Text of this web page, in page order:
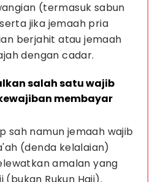
(termasuk sabun
jika jemaah pria
berjahit atau jemaah
dengan cadar.
salah satu wajib
membayar
sah namun jemaah wajib
(denda kelalaian)
amalan yang